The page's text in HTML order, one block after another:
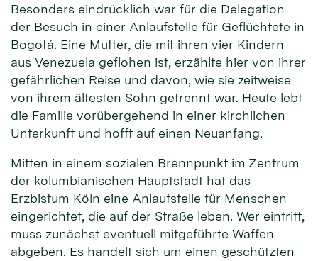
Besonders eindrücklich war für die Delegation
der Besuch in einer Anlaufstelle für Geflüchtete in
Bogotá. Eine Mutter, die mit ihren vier Kindern
aus Venezuela geflohen ist, erzählte hier von ihrer
gefährlichen Reise und davon, wie sie zeitweise
von ihrem ältesten Sohn getrennt war. Heute lebt
die Familie vorübergehend in einer kirchlichen
Unterkunft und hofft auf einen Neuanfang.
Mitten in einem sozialen Brennpunkt im Zentrum
der kolumbianischen Hauptstadt hat das
Erzbistum Köln eine Anlaufstelle für Menschen
eingerichtet, die auf der Straße leben. Wer eintritt,
muss zunächst eventuell mitgeführte Waffen
abgeben. Es handelt sich um einen geschützten